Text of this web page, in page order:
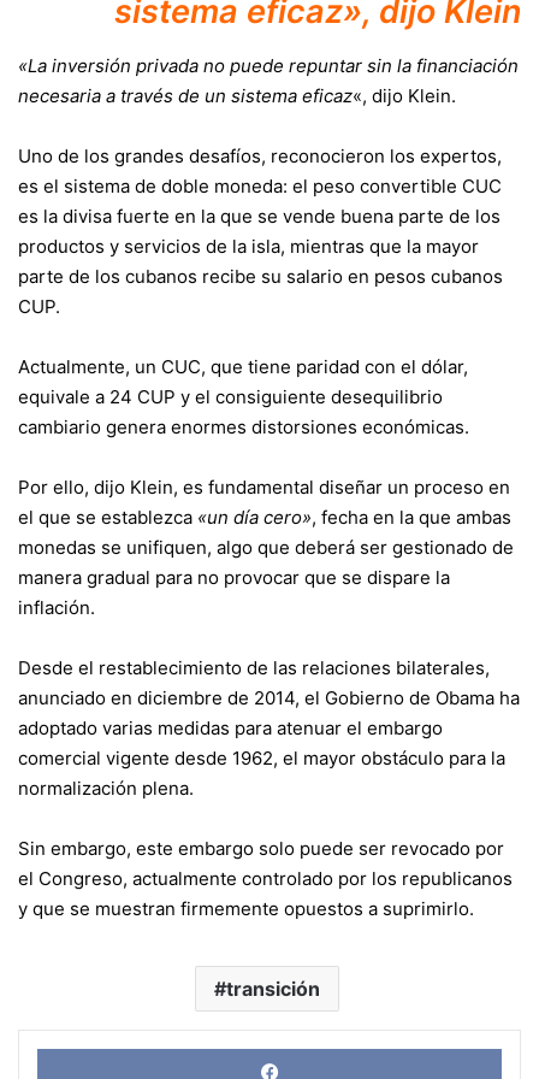
sistema eficaz», dijo Klein
«La inversión privada no puede repuntar sin la financiación
necesaria a través de un sistema eficaz«, dijo Klein.
Uno de los grandes desafíos, reconocieron los expertos,
es el sistema de doble moneda: el peso convertible CUC
es la divisa fuerte en la que se vende buena parte de los
productos y servicios de la isla, mientras que la mayor
parte de los cubanos recibe su salario en pesos cubanos
CUP.
Actualmente, un CUC, que tiene paridad con el dólar,
equivale a 24 CUP y el consiguiente desequilibrio
cambiario genera enormes distorsiones económicas.
Por ello, dijo Klein, es fundamental diseñar un proceso en
el que se establezca «un día cero», fecha en la que ambas
monedas se unifiquen, algo que deberá ser gestionado de
manera gradual para no provocar que se dispare la
inflación.
Desde el restablecimiento de las relaciones bilaterales,
anunciado en diciembre de 2014, el Gobierno de Obama ha
adoptado varias medidas para atenuar el embargo
comercial vigente desde 1962, el mayor obstáculo para la
normalización plena.
Sin embargo, este embargo solo puede ser revocado por
el Congreso, actualmente controlado por los republicanos
y que se muestran firmemente opuestos a suprimirlo.
transición